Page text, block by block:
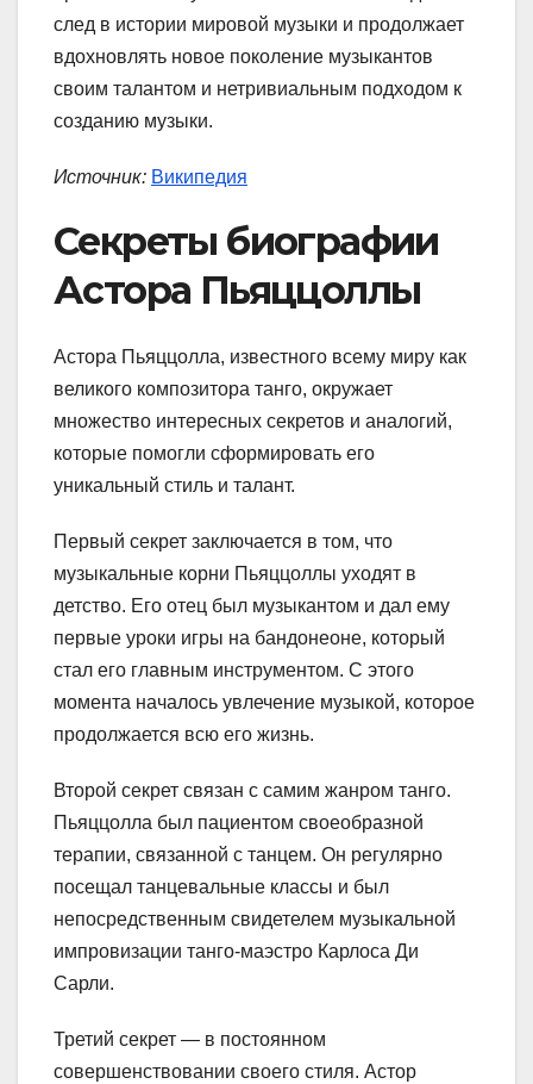
след в истории мировой музыки и продолжает
вдохновлять новое поколение музыкантов
своим талантом и нетривиальным подходом к
созданию музыки.
Источник: Википедия
Секреты биографии
Астора Пьяццоллы
Астора Пьяццолла, известного всему миру как
великого композитора танго, окружает
множество интересных секретов и аналогий,
которые помогли сформировать его
уникальный стиль и талант.
Первый секрет заключается в том, что
музыкальные корни Пьяццоллы уходят в
детство. Его отец был музыкантом и дал ему
первые уроки игры на бандонеоне, который
стал его главным инструментом. С этого
момента началось увлечение музыкой, которое
продолжается всю его жизнь.
Второй секрет связан с самим жанром танго.
Пьяццолла был пациентом своеобразной
терапии, связанной с танцем. Он регулярно
посещал танцевальные классы и был
непосредственным свидетелем музыкальной
импровизации танго-маэстро Карлоса Ди
Сарли.
Третий секрет — в постоянном
совершенствовании своего стиля. Астор